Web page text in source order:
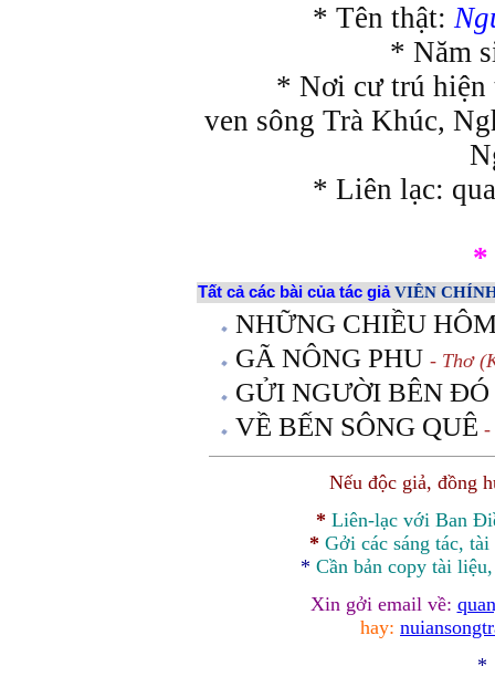
* Tên thật:
* Năm
* Nơi cư trú
ven sông Trà Khúc,
* Liên lạc:
*
Tất cả các bài của tác giảVIÊN
NHỮNG CHIỀU
GÃ NÔNG PHU - Thơ
GỬI NGƯỜI BÊN ĐÓ
VỀ BẾN SÔNG QUÊ -
Nếu độc giả, đồng
* Liên-lạc với Ban
* Gởi các sáng tác,
* Cần bản copy tài
Xin gởi email về:
hay:
*